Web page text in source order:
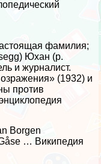
фамилия;
Юхан (р.
и журналист.
(1932) и
против
Borgen
… Википедия